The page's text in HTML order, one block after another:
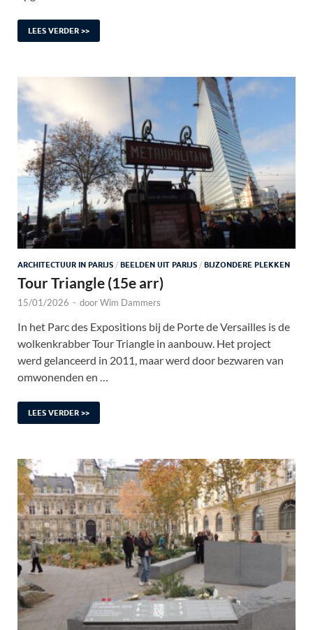
LEES VERDER >>
ARCHITECTUUR IN PARIJS / BEELDEN UIT PARIJS / BIJZONDERE PLEKKEN
Tour Triangle (15e arr)
15/01/2026 - doorWim Dammers
In het Parc des Expositions bij de Porte de Versailles is de
wolkenkrabber Tour Triangle in aanbouw. Het project
werd gelanceerd in 2011, maar werd door bezwaren van
omwonenden en …
LEES VERDER >>